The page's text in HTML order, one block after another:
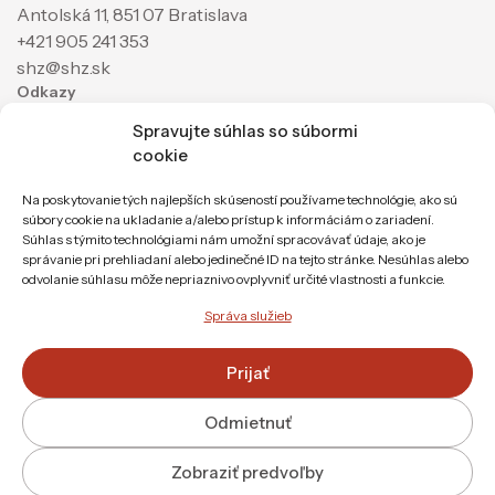
Spravujte súhlas so súbormi
cookie
Na poskytovanie tých najlepších skúseností používame technológie, ako sú
súbory cookie na ukladanie a/alebo prístup k informáciám o zariadení.
Súhlas s týmito technológiami nám umožní spracovávať údaje, ako je
správanie pri prehliadaní alebo jedinečné ID na tejto stránke. Nesúhlas alebo
odvolanie súhlasu môže nepriaznivo ovplyvniť určité vlastnosti a funkcie.
Správa služieb
Prijať
Odmietnuť
Zobraziť predvoľby
Antolská 11, 851 07 Bratislava
+421 905 241 353
shz@shz.sk
Odkazy
Ochrana osobných údajov
© Slovenské hemofilické združenie,
2000 - 2026